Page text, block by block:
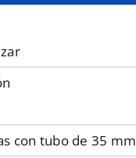
con tubo de 35 mm